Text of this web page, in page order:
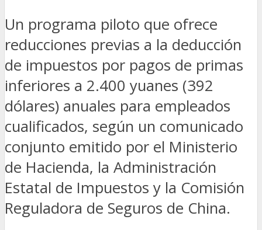
Un programa piloto que ofrece
reducciones previas a la deducción
de impuestos por pagos de primas
inferiores a 2.400 yuanes (392
dólares) anuales para empleados
cualificados, según un comunicado
conjunto emitido por el Ministerio
de Hacienda, la Administración
Estatal de Impuestos y la Comisión
Reguladora de Seguros de China.